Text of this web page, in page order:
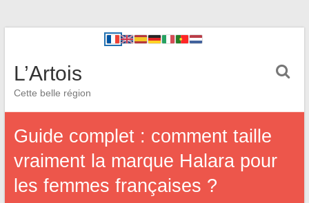
L’Artois
Cette belle région
Guide complet : comment taille
vraiment la marque Halara pour
les femmes françaises ?